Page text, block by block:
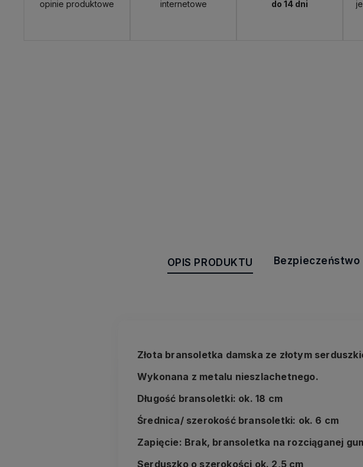
opinie produktowe
internetowe
do 14 dni
OPIS PRODUKTU Bezpieczeństwo
Złota bransoletka damska ze złotym
Wykonana z metalu nieszlachetnego.
Długość bransoletki: ok. 18 cm
Średnica/ szerokość bransoletki: ok. 6 cm
Zapięcie: Brak, bransoletka na rozciąganej
Serduszko o szerokości ok. 2,5 cm